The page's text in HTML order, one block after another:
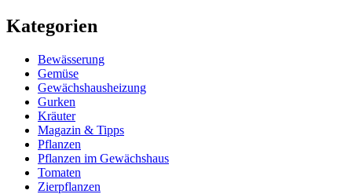
Kategorien
Bewässerung
Gemüse
Gewächshausheizung
Gurken
Kräuter
Magazin & Tipps
Pflanzen
Pflanzen im Gewächshaus
Tomaten
Zierpflanzen